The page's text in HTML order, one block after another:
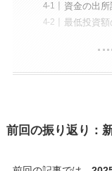
資金の出
最低投資
前回の振り返り：